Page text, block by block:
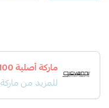
ماركة أصلية 100%
للمزيد من ماركة